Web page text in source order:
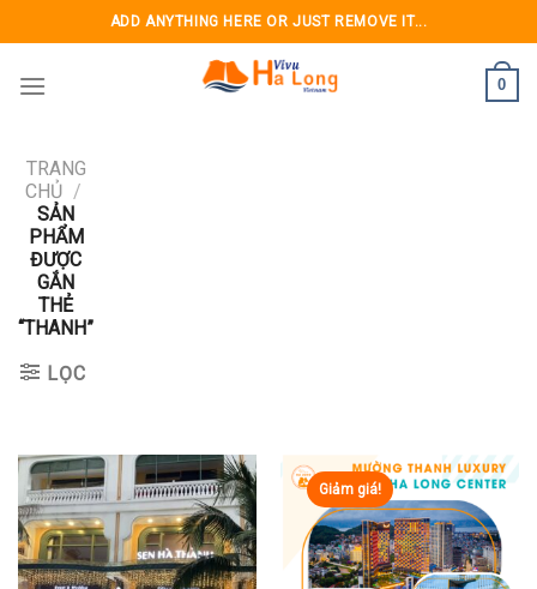
to
content
ADD ANYTHING HERE OR JUST REMOVE IT...
0
TRANG
CHỦ /
SẢN
PHẨM
ĐƯỢC
GẮN
THẺ
“THANH”
LỌC
Giảm giá!